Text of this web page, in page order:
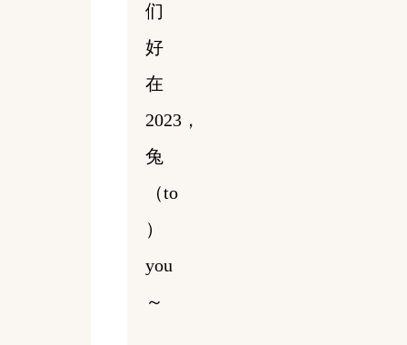
们
好
在
2023，
兔
（to
）
you
～